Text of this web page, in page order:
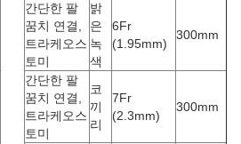
간단한 팔
꿈치 연결,
트라케오스
토미
밝
은
녹
색
6Fr
(1.95mm)
300mm
간단한 팔
꿈치 연결,
트라케오스
토미
코
끼
리
7Fr
(2.3mm)
300mm